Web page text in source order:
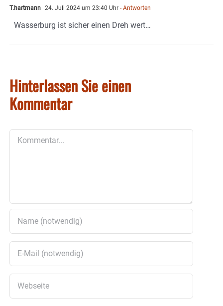
T.hartmann 24. Juli 2024 um 23:40 Uhr - Antworten
Wasserburg ist sicher einen Dreh wert…
Hinterlassen Sie einen
Kommentar